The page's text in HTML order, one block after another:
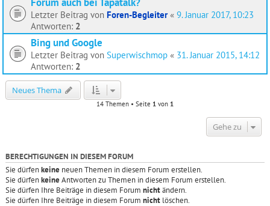
Letzter Beitrag von Foren-Begleiter« 9. Januar 2017, 10:23
Antworten: 2
Bing und Google
Letzter Beitrag von Superwischmop « 31. Januar 2015, 14:12
Antworten: 2
Neues Thema
14 Themen • Seite 1 von 1
Gehe zu
BERECHTIGUNGEN IN DIESEM FORUM
Sie dürfenkeine neuen Themen in diesem Forum erstellen.
Sie dürfenkeineAntworten zu Themen in diesem Forum erstellen.
Sie dürfen Ihre Beiträge in diesem Forum nichtändern.
Sie dürfen Ihre Beiträge in diesem Forum nicht löschen.